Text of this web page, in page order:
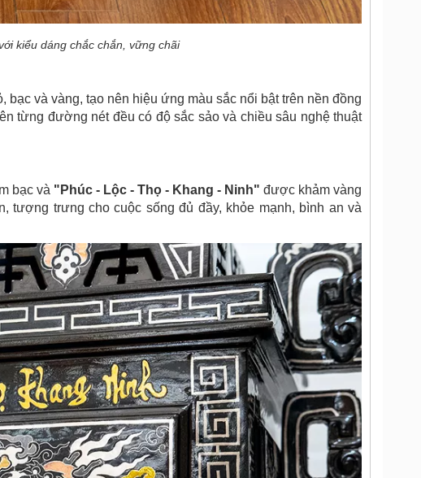
kiểu dáng chắc chắn, vững chãi
và vàng, tạo nên hiệu ứng màu sắc nổi bật trên nền đồng
từng đường nét đều có độ sắc sảo và chiều sâu nghệ thuật
bạc và "Phúc - Lộc - Thọ - Khang - Ninh" được khảm vàng
tượng trưng cho cuộc sống đủ đầy, khỏe mạnh, bình an và